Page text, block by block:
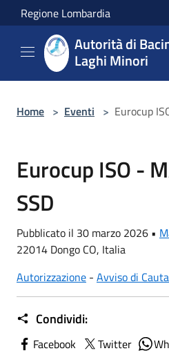
Salta al contenuto principale
Regione Lombardia
Autorità di
Laghi Minori
Home > Eventi > Eurocup
Eurocup ISO -
SSD
Pubblicato il 30 marzo 2026 •
22014 Dongo CO, Italia
Autorizzazione - Avviso di
Condividi:
Facebook Twitter